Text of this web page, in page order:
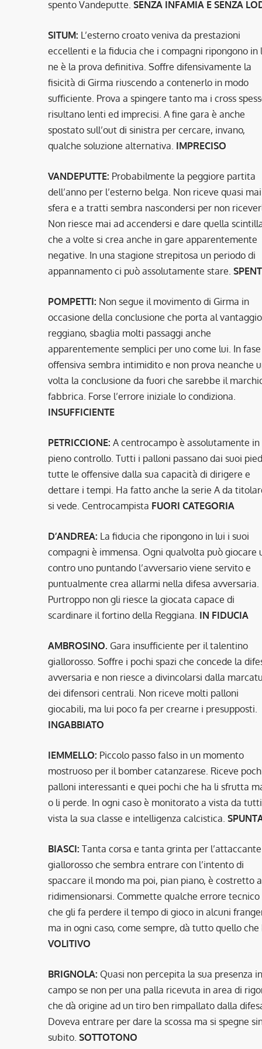
spento Vandeputte. SENZA INFAMIA E SENZA
SITUM: L’esterno croato veniva da prestazioni
eccellenti e la fiducia che i compagni ripongono in
ne è la prova definitiva. Soffre difensivamente la
fisicità di Girma riuscendo a contenerlo in modo
sufficiente. Prova a spingere tanto ma i cross
risultano lenti ed imprecisi. A fine gara è anche
spostato sull’out di sinistra per cercare, invano,
qualche soluzione alternativa. IMPRECISO
VANDEPUTTE: Probabilmente la peggiore partita
dell’anno per l’esterno belga. Non riceve quasi
sfera e a tratti sembra nascondersi per non
Non riesce mai ad accendersi e dare quella
che a volte si crea anche in gare apparentemente
negative. In una stagione strepitosa un periodo di
appannamento ci può assolutamente stare.
POMPETTI: Non segue il movimento di Girma in
occasione della conclusione che porta al vantaggio
reggiano, sbaglia molti passaggi anche
apparentemente semplici per uno come lui. In fase
offensiva sembra intimidito e non prova neanche
volta la conclusione da fuori che sarebbe il
fabbrica. Forse l’errore iniziale lo condiziona.
INSUFFICIENTE
PETRICCIONE: A centrocampo è assolutamente in
pieno controllo. Tutti i palloni passano dai suoi
tutte le offensive dalla sua capacità di dirigere e
dettare i tempi. Ha fatto anche la serie A da
si vede. Centrocampista FUORI CATEGORIA
D’ANDREA: La fiducia che ripongono in lui i suoi
compagni è immensa. Ogni qualvolta può giocare
contro uno puntando l’avversario viene servito e
puntualmente crea allarmi nella difesa avversaria.
Purtroppo non gli riesce la giocata capace di
scardinare il fortino della Reggiana. IN FIDUCIA
AMBROSINO. Gara insufficiente per il talentino
giallorosso. Soffre i pochi spazi che concede la
avversaria e non riesce a divincolarsi dalla
dei difensori centrali. Non riceve molti palloni
giocabili, ma lui poco fa per crearne i presupposti.
INGABBIATO
IEMMELLO: Piccolo passo falso in un momento
mostruoso per il bomber catanzarese. Riceve
palloni interessanti e quei pochi che ha li sfrutta
o li perde. In ogni caso è monitorato a vista da tutti
vista la sua classe e intelligenza calcistica.
BIASCI: Tanta corsa e tanta grinta per l’attaccante
giallorosso che sembra entrare con l’intento di
spaccare il mondo ma poi, pian piano, è costretto a
ridimensionarsi. Commette qualche errore tecnico
che gli fa perdere il tempo di gioco in alcuni
ma in ogni caso, come sempre, dà tutto quello che
VOLITIVO
BRIGNOLA: Quasi non percepita la sua presenza in
campo se non per una palla ricevuta in area di
che dà origine ad un tiro ben rimpallato dalla
Doveva entrare per dare la scossa ma si spegne
subito. SOTTOTONO